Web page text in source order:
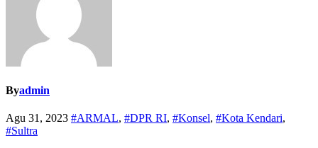
Byadmin
Agu 31, 2023 #ARMAL, #DPR RI, #Konsel, #Kota Kendari,
#Sultra